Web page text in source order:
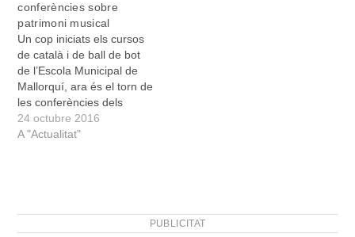
conferències sobre
patrimoni musical
Un cop iniciats els cursos
de català i de ball de bot
de l’Escola Municipal de
Mallorquí, ara és el torn de
les conferències dels
divendres, que després de
vuit anys reprenem la
tercer cicle sobre
patrimoni…
24 octubre 2016
A "Actualitat"
PUBLICITAT